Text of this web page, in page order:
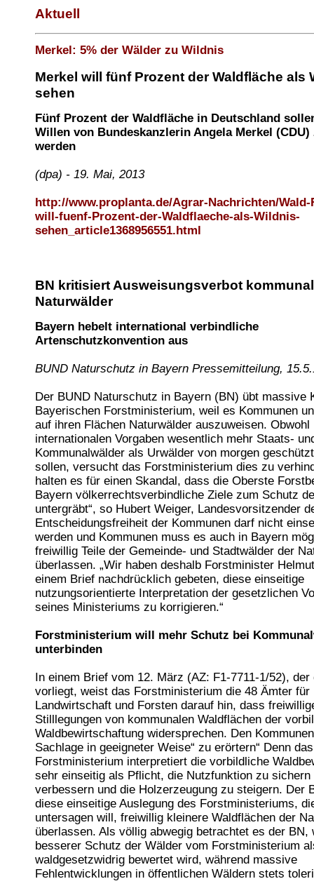
Aktuell
Merkel: 5% der Wälder zu Wildnis
Merkel will fünf Prozent der Waldfläche als
sehen
Fünf Prozent der Waldfläche in Deutschland
Willen von Bundeskanzlerin Angela Merkel
werden
(dpa) - 19. Mai, 2013
http://www.proplanta.de/Agrar-Nachrichten/
will-fuenf-Prozent-der-Waldflaeche-als-Wildnis-
sehen_article1368956551.html
BN kritisiert Ausweisungsverbot
Naturwälder
Bayern hebelt international verbindliche
Artenschutzkonvention aus
BUND Naturschutz in Bayern Pressemitteilung,
Der BUND Naturschutz in Bayern (BN) übt massive
Bayerischen Forstministerium, weil es Kommunen
auf ihren Flächen Naturwälder auszuweisen. Obwohl
internationalen Vorgaben wesentlich mehr Staats-
Kommunalwälder als Urwälder von morgen
sollen, versucht das Forstministerium dies zu
halten es für einen Skandal, dass die Oberste
Bayern völkerrechtsverbindliche Ziele zum Schutz
untergräbt“, so Hubert Weiger, Landesvorsitzender
Entscheidungsfreiheit der Kommunen darf nicht
werden und Kommunen muss es auch in Bayern
freiwillig Teile der Gemeinde- und Stadtwälder der
überlassen. „Wir haben deshalb Forstminister
einem Brief nachdrücklich gebeten, diese einseitige
nutzungsorientierte Interpretation der gesetzlichen
seines Ministeriums zu korrigieren.“
Forstministerium will mehr Schutz bei
unterbinden
In einem Brief vom 12. März (AZ: F1-7711-1/52), der
vorliegt, weist das Forstministerium die 48 Ämter für
Landwirtschaft und Forsten darauf hin, dass
Stilllegungen von kommunalen Waldflächen der
Waldbewirtschaftung widersprechen. Den
Sachlage in geeigneter Weise“ zu erörtern“ Denn das
Forstministerium interpretiert die vorbildliche
sehr einseitig als Pflicht, die Nutzfunktion zu sichern
verbessern und die Holzerzeugung zu steigern. Der
diese einseitige Auslegung des Forstministeriums,
untersagen will, freiwillig kleinere Waldflächen der
überlassen. Als völlig abwegig betrachtet es der BN,
besserer Schutz der Wälder vom Forstministerium
waldgesetzwidrig bewertet wird, während massive
Fehlentwicklungen in öffentlichen Wäldern stets